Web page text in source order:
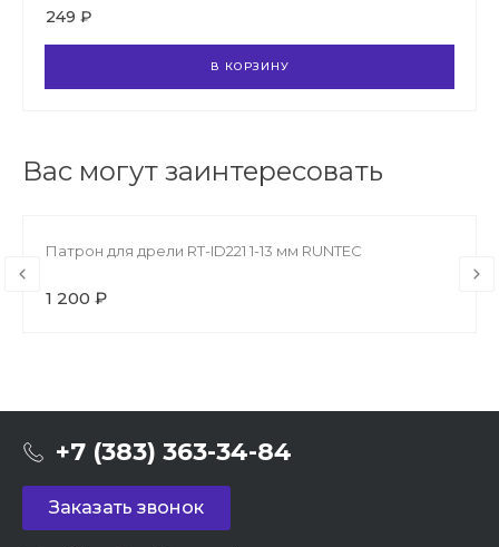
249 ₽
В КОРЗИНУ
Вас могут заинтересовать
Патрон для дрели RT-ID221 1-13 мм RUNTEC
1 200 ₽
+7 (383) 363-34-84
Заказать звонок